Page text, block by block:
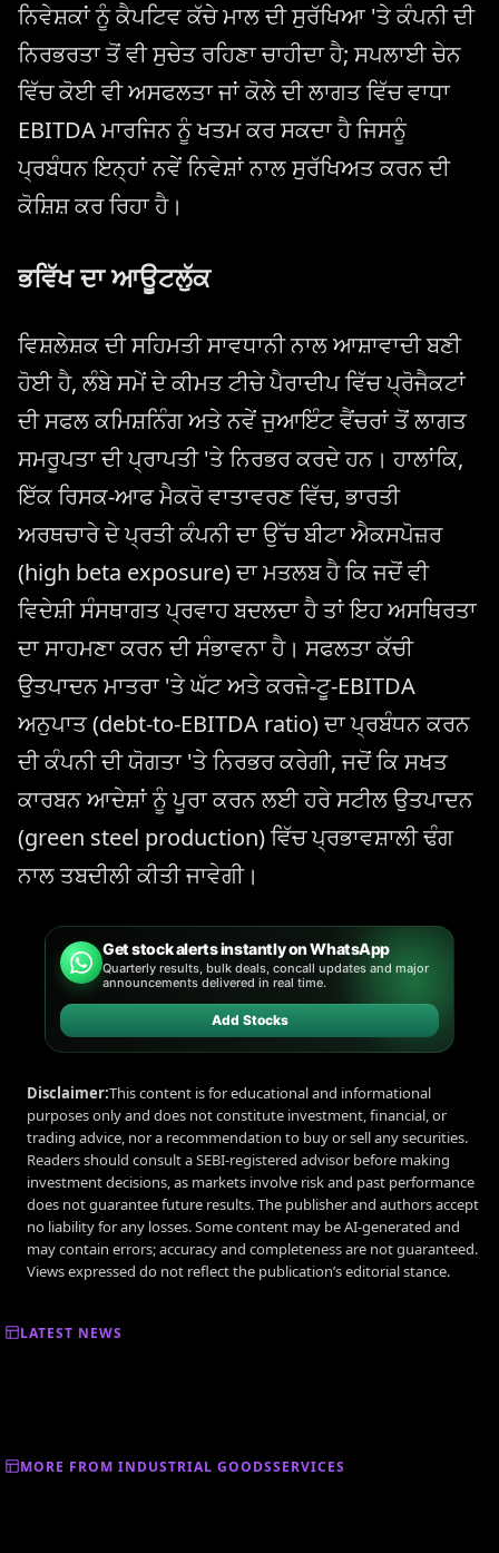
ਨਿਵੇਸ਼ਕਾਂ ਨੂੰ ਕੈਪਟਿਵ ਕੱਚੇ ਮਾਲ ਦੀ ਸੁਰੱਖਿਆ 'ਤੇ ਕੰਪਨੀ ਦੀ
ਨਿਰਭਰਤਾ ਤੋਂ ਵੀ ਸੁਚੇਤ ਰਹਿਣਾ ਚਾਹੀਦਾ ਹੈ; ਸਪਲਾਈ ਚੇਨ
ਵਿੱਚ ਕੋਈ ਵੀ ਅਸਫਲਤਾ ਜਾਂ ਕੋਲੇ ਦੀ ਲਾਗਤ ਵਿੱਚ ਵਾਧਾ
EBITDA ਮਾਰਜਿਨ ਨੂੰ ਖਤਮ ਕਰ ਸਕਦਾ ਹੈ ਜਿਸਨੂੰ
ਪ੍ਰਬੰਧਨ ਇਨ੍ਹਾਂ ਨਵੇਂ ਨਿਵੇਸ਼ਾਂ ਨਾਲ ਸੁਰੱਖਿਅਤ ਕਰਨ ਦੀ
ਕੋਸ਼ਿਸ਼ ਕਰ ਰਿਹਾ ਹੈ।
ਭਵਿੱਖ ਦਾ ਆਊਟਲੁੱਕ
ਵਿਸ਼ਲੇਸ਼ਕ ਦੀ ਸਹਿਮਤੀ ਸਾਵਧਾਨੀ ਨਾਲ ਆਸ਼ਾਵਾਦੀ ਬਣੀ
ਹੋਈ ਹੈ, ਲੰਬੇ ਸਮੇਂ ਦੇ ਕੀਮਤ ਟੀਚੇ ਪੈਰਾਦੀਪ ਵਿੱਚ ਪ੍ਰੋਜੈਕਟਾਂ
ਦੀ ਸਫਲ ਕਮਿਸ਼ਨਿੰਗ ਅਤੇ ਨਵੇਂ ਜੁਆਇੰਟ ਵੈਂਚਰਾਂ ਤੋਂ ਲਾਗਤ
ਸਮਰੂਪਤਾ ਦੀ ਪ੍ਰਾਪਤੀ 'ਤੇ ਨਿਰਭਰ ਕਰਦੇ ਹਨ। ਹਾਲਾਂਕਿ,
ਇੱਕ ਰਿਸਕ-ਆਫ ਮੈਕਰੋ ਵਾਤਾਵਰਣ ਵਿੱਚ, ਭਾਰਤੀ
ਅਰਥਚਾਰੇ ਦੇ ਪ੍ਰਤੀ ਕੰਪਨੀ ਦਾ ਉੱਚ ਬੀਟਾ ਐਕਸਪੋਜ਼ਰ
(high beta exposure) ਦਾ ਮਤਲਬ ਹੈ ਕਿ ਜਦੋਂ ਵੀ
ਵਿਦੇਸ਼ੀ ਸੰਸਥਾਗਤ ਪ੍ਰਵਾਹ ਬਦਲਦਾ ਹੈ ਤਾਂ ਇਹ ਅਸਥਿਰਤਾ
ਦਾ ਸਾਹਮਣਾ ਕਰਨ ਦੀ ਸੰਭਾਵਨਾ ਹੈ। ਸਫਲਤਾ ਕੱਚੀ
ਉਤਪਾਦਨ ਮਾਤਰਾ 'ਤੇ ਘੱਟ ਅਤੇ ਕਰਜ਼ੇ-ਟੂ-EBITDA
ਅਨੁਪਾਤ (debt-to-EBITDA ratio) ਦਾ ਪ੍ਰਬੰਧਨ ਕਰਨ
ਦੀ ਕੰਪਨੀ ਦੀ ਯੋਗਤਾ 'ਤੇ ਨਿਰਭਰ ਕਰੇਗੀ, ਜਦੋਂ ਕਿ ਸਖਤ
ਕਾਰਬਨ ਆਦੇਸ਼ਾਂ ਨੂੰ ਪੂਰਾ ਕਰਨ ਲਈ ਹਰੇ ਸਟੀਲ ਉਤਪਾਦਨ
(green steel production) ਵਿੱਚ ਪ੍ਰਭਾਵਸ਼ਾਲੀ ਢੰਗ
ਨਾਲ ਤਬਦੀਲੀ ਕੀਤੀ ਜਾਵੇਗੀ।
Get stock alerts instantly on WhatsApp
Quarterly results, bulk deals, concall updates and major
announcements delivered in real time.
Add Stocks
Disclaimer:This content is for educational and informational
purposes only and does not constitute investment, financial, or
trading advice, nor a recommendation to buy or sell any securities.
Readers should consult a SEBI-registered advisor before making
investment decisions, as markets involve risk and past performance
does not guarantee future results. The publisher and authors accept
no liability for any losses. Some content may be AI-generated and
may contain errors; accuracy and completeness are not guaranteed.
Views expressed do not reflect the publication’s editorial stance.
LATEST NEWS
MORE FROM INDUSTRIAL GOODSSERVICES